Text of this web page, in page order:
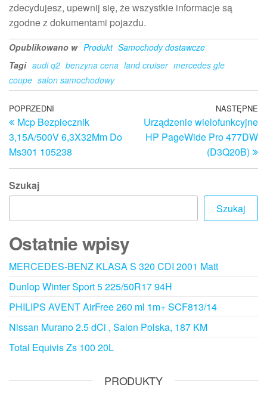
zdecydujesz, upewnij się, że wszystkie informacje są
zgodne z dokumentami pojazdu.
Opublikowano w Produkt Samochody dostawcze
Tagi audi q2 benzyna cena land cruiser mercedes gle
coupe salon samochodowy
Nawigacja
wpisu
Poprzedni
wpis
POPRZEDNI
Mcp Bezpiecznik
3,15A/500V 6,3X32Mm Do
Ms301 105238
NASTĘPNE
Urządzenie wielofunkcyjne
HP PageWide Pro 477DW
(D3Q20B)
Szukaj
Szukaj
Ostatnie wpisy
MERCEDES-BENZ KLASA S 320 CDI 2001 Matt
Dunlop Winter Sport 5 225/50R17 94H
PHILIPS AVENT AirFree 260 ml 1m+ SCF813/14
Nissan Murano 2.5 dCi , Salon Polska, 187 KM
Total Equivis Zs 100 20L
PRODUKTY